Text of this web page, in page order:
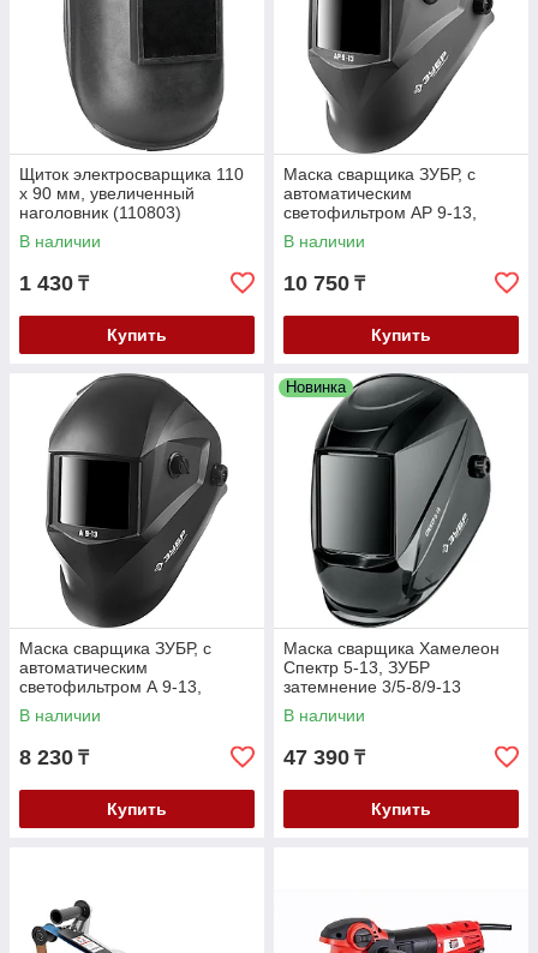
Щиток электросварщика 110
х 90 мм, увеличенный
наголовник (110803)
В наличии
1 430 ₸
Купить
Маска сварщика ЗУБР, с
автоматическим
светофильтром АР 9-13,
затемнение 4/9-13, серия
"Профессионал" (11073)
В наличии
10 750 ₸
Купить
Маска сварщика ЗУБР, с
автоматическим
светофильтром А 9-13,
затемнение 4/9-13, серия
"Профессионал" (11076)
В наличии
8 230 ₸
Купить
Новинка
Маска сварщика Хамелеон
Спектр 5-13, ЗУБР
затемнение 3/5-8/9-13
(11069_z01)
В наличии
47 390 ₸
Купить